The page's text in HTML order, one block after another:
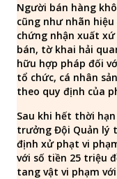
Người bán hàng
cũng như nhãn
chứng nhận xuất
bán, tờ khai hải
hữu hợp pháp đối
tổ chức, cá nhân
theo quy định của
Sau khi hết thời
trưởng Đội Quản lý
định xử phạt vi
với số tiền 25 triệu
tang vật vi phạm